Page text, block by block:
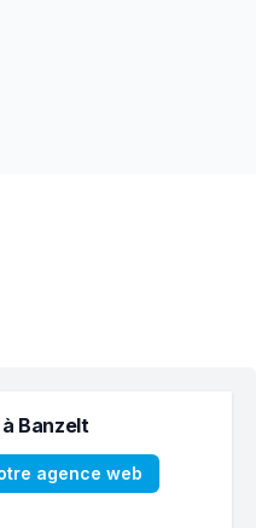
Banzelt
agence web